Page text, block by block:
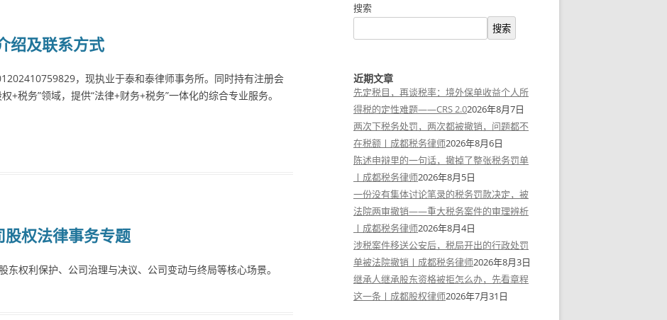
绍及联系方式
，现执业于泰和泰律师事务所。同时持有注册会
+税务”领域，提供“法律+财务+税务”一体化的综合专业服务。
权法律事务专题
东权利保护、公司治理与决议、公司变动与终局等核心场景。
搜索
搜索
近期文章
先定税目，再谈税率：境外保单收益个人所
得税的定性难题——CRS 2.02026年8月7日
两次下税务处罚，两次都被撤销，问题都不
在税额丨成都税务律师2026年8月6日
陈述申辩里的一句话，撤掉了整张税务罚单
丨成都税务律师2026年8月5日
一份没有集体讨论笔录的税务罚款决定，被
法院两审撤销——重大税务案件的审理辨析
丨成都税务律师2026年8月4日
涉税案件移送公安后，税局开出的行政处罚
单被法院撤销丨成都税务律师2026年8月3日
继承人继承股东资格被拒怎么办，先看章程
这一条丨成都股权律师2026年7月31日